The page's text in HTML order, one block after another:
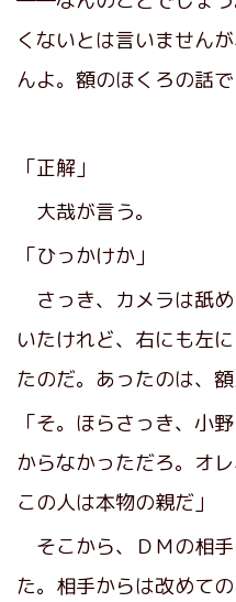
くないとは言いません
んよ。額のほくろの話で
「正解」
大哉が言う。
「ひっかけか」
さっき、カメラは舐
いたけれど、右にも左
たのだ。あったのは、額
「そ。ほらさっき、小
からなかっただろ。オ
この人は本物の親だ」
そこから、ＤＭの相
た。相手からは改めて